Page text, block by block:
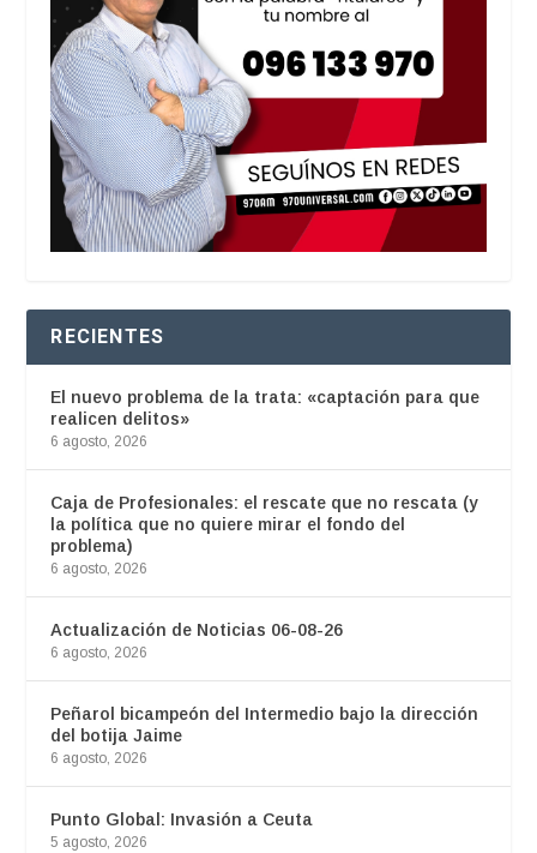
RECIENTES
El nuevo problema de la trata: «captación para que
realicen delitos»
6 agosto, 2026
Caja de Profesionales: el rescate que no rescata (y
la política que no quiere mirar el fondo del
problema)
6 agosto, 2026
Actualización de Noticias 06-08-26
6 agosto, 2026
Peñarol bicampeón del Intermedio bajo la dirección
del botija Jaime
6 agosto, 2026
Punto Global: Invasión a Ceuta
5 agosto, 2026